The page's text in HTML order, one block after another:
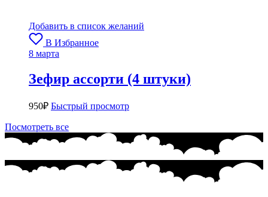
Добавить в список желаний
В Избранное
8 марта
Зефир ассорти (4 штуки)
950₽ Быстрый просмотр
Посмотреть все